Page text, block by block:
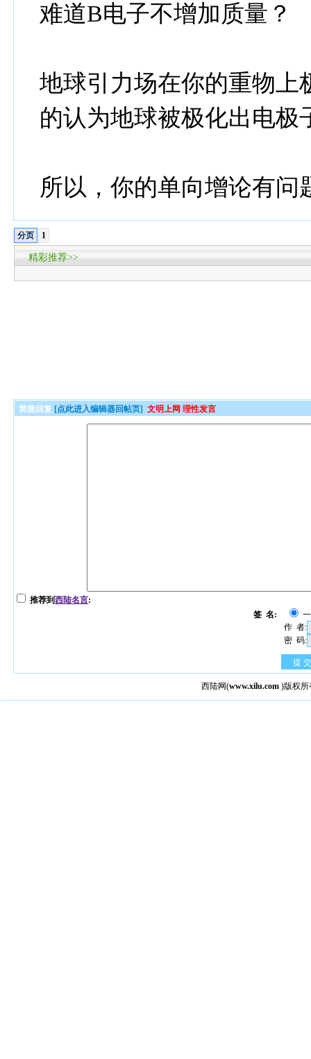
难道B电子不增加质量？
地球引力场在你的重物上
的认为地球被极化出电极
所以，你的单向增论有问
分页 1
精彩推荐>>
简捷回复 [点此进入编辑器回帖页] 文明上网 理性发言
推荐到西陆名言:
签 名:
作 者:
密 码:
提 交
西陆网(www.xilu.com )版权